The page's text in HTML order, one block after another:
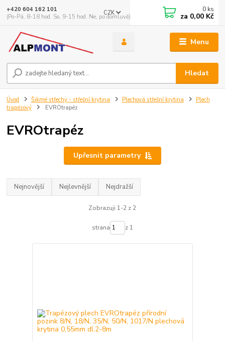
Menu
CZK
Hledat
+420 604 162 101
(Po-Pá, 8-18 hod. So, 9-15 hod. Ne, po domluvě)
0 ks
za 0,00 Kč
Úvod Šikmé střechy - střešní krytina Plechová střešní krytina
Plech
trapézový
EVROtrapéz
EVROtrapéz
Upřesnit parametry
Nejnovější Nejlevnější Nejdražší
Zobrazuji 1-2 z 2
strana z 1